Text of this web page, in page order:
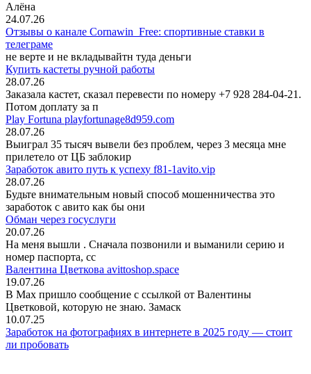
Алёна
24.07.26
Отзывы о канале Cornawin_Free: спортивные ставки в
телеграме
не верте и не вкладывайтн туда деньги
Купить кастеты ручной работы
28.07.26
Заказала кастет, сказал перевести по номеру +7 928 284-04-21.
Потом доплату за п
Play Fortuna playfortunage8d959.com
28.07.26
Выиграл 35 тысяч вывели без проблем, через 3 месяца мне
прилетело от ЦБ заблокир
Заработок авито путь к успеху f81-1avito.vip
28.07.26
Будьте внимательным новый способ мошенничества это
заработок с авито как бы они
Обман через госуслуги
20.07.26
На меня вышли . Сначала позвонили и выманили серию и
номер паспорта, сс
Валентина Цветкова avittoshop.space
19.07.26
В Мах пришло сообщение с ссылкой от Валентины
Цветковой, которую не знаю. Замаск
10.07.25
Заработок на фотографиях в интернете в 2025 году — стоит
ли пробовать